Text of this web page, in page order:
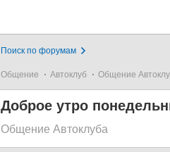
Поиск по форумам
Общение Автоклуб Общение
Доброе утро
Общение Автоклуба